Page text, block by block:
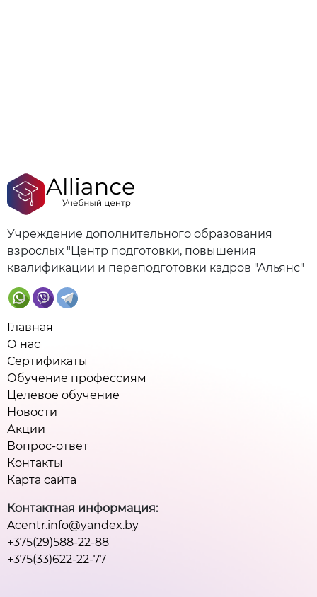
Учреждение дополнительного образования
взрослых "Центр подготовки, повышения
квалификации и переподготовки кадров "Альянс"
Главная
О нас
Сертификаты
Обучение профессиям
Целевое обучение
Новости
Акции
Вопрос-ответ
Контакты
Карта сайта
Контактная информация:
Acentr.info@yandex.by
+375(29)588-22-88
+375(33)622-22-77